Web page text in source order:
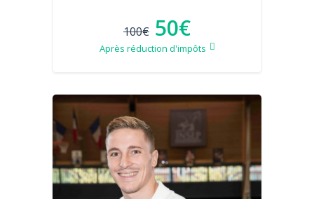
100€ 50€
Après réduction d'impôts